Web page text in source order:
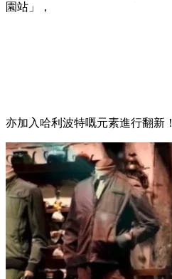
園站」，
亦加入哈利波特嘅元素進行翻新！